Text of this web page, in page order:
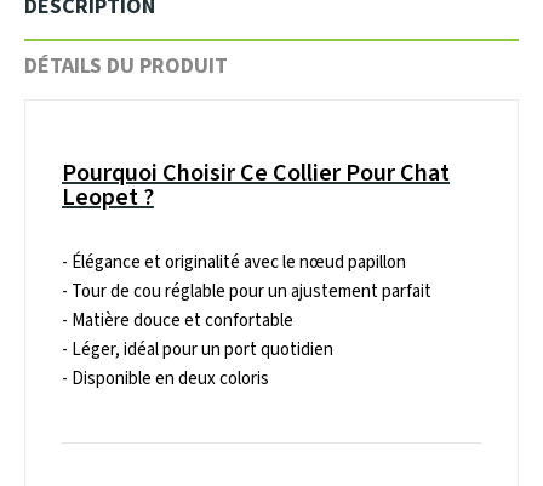
DESCRIPTION
DÉTAILS DU PRODUIT
Pourquoi Choisir Ce Collier Pour Chat
Leopet ?
- Élégance et originalité avec le nœud papillon
- Tour de cou réglable pour un ajustement parfait
- Matière douce et confortable
- Léger, idéal pour un port quotidien
- Disponible en deux coloris